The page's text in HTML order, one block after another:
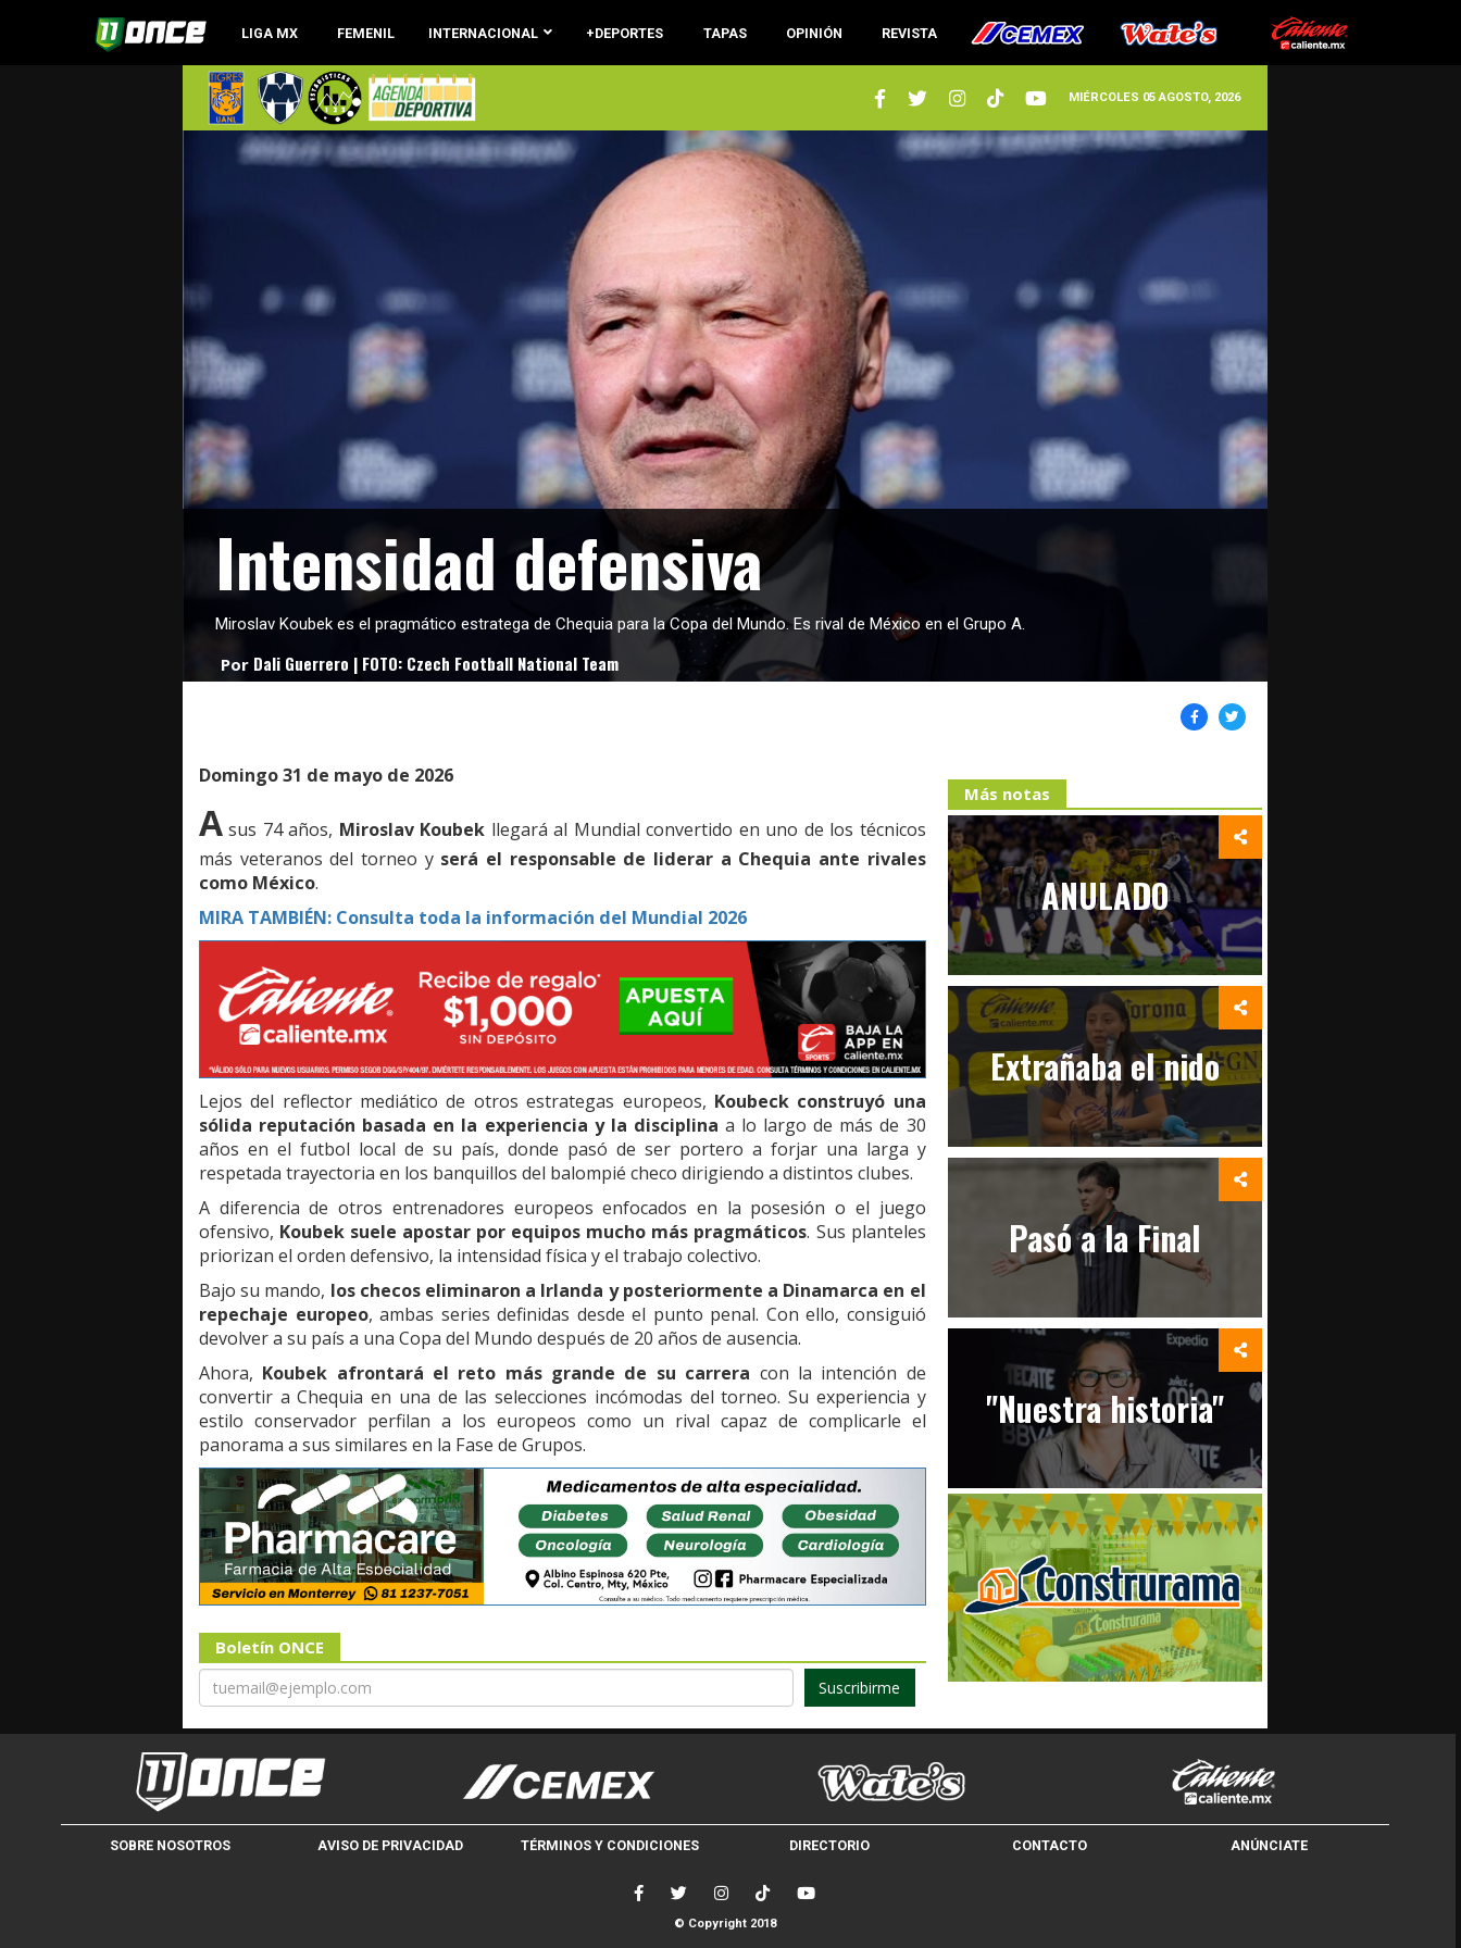
LIGA MX FEMENIL INTERNACIONAL +DEPORTES TAPAS OPINIÓN REVISTA
MIÉRCOLES 05 AGOSTO, 2026
Intensidad defensiva
Miroslav Koubek es el pragmático estratega de Chequia para la Copa del Mundo. Es rival de México en el Grupo A.
Por Dali Guerrero | FOTO: Czech Football National Team
Domingo 31 de mayo de 2026
A sus 74 años, Miroslav Koubek llegará al Mundial convertido en uno de los técnicos
más veteranos del torneo y será el responsable de liderar a Chequia ante rivales
como México.
MIRA TAMBIÉN: Consulta toda la información del Mundial 2026
Lejos del reflector mediático de otros estrategas europeos, Koubeck construyó una
sólida reputación basada en la experiencia y la disciplina a lo largo de más de 30
años en el futbol local de su país, donde pasó de ser portero a forjar una larga y
respetada trayectoria en los banquillos del balompié checo dirigiendo a distintos clubes.
A diferencia de otros entrenadores europeos enfocados en la posesión o el juego
ofensivo, Koubek suele apostar por equipos mucho más pragmáticos. Sus planteles
priorizan el orden defensivo, la intensidad física y el trabajo colectivo.
Bajo su mando, los checos eliminaron a Irlanda y posteriormente a Dinamarca en el
repechaje europeo, ambas series definidas desde el punto penal. Con ello, consiguió
devolver a su país a una Copa del Mundo después de 20 años de ausencia.
Ahora, Koubek afrontará el reto más grande de su carrera con la intención de
convertir a Chequia en una de las selecciones incómodas del torneo. Su experiencia y
estilo conservador perfilan a los europeos como un rival capaz de complicarle el
panorama a sus similares en la Fase de Grupos.
Boletín ONCE
Suscribirme
Más notas
ANULADO
Extrañaba el nido
Pasó a la Final
"Nuestra historia"
SOBRE NOSOTROS AVISO DE PRIVACIDAD TÉRMINOS Y CONDICIONES DIRECTORIO CONTACTO ANÚNCIATE
© Copyright 2018